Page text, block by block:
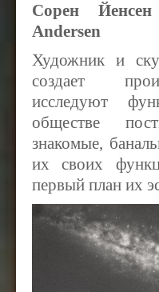
Сорен Йенсен
Andersen
Художник и
создает
исследуют
обществе
знакомые,
их своих
первый план их